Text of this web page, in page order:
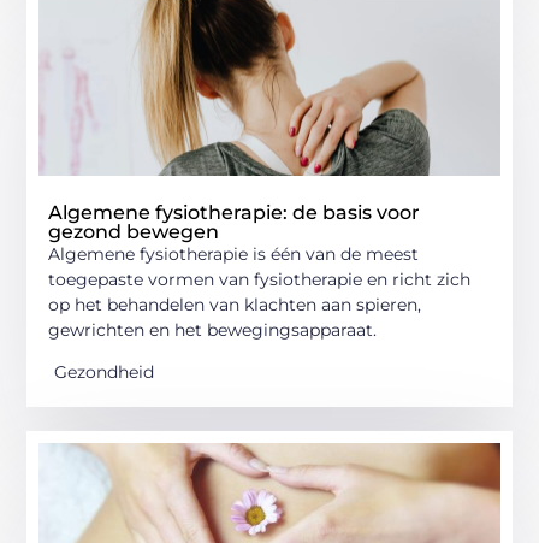
Algemene fysiotherapie: de basis voor
gezond bewegen
Algemene fysiotherapie is één van de meest
toegepaste vormen van fysiotherapie en richt zich
op het behandelen van klachten aan spieren,
gewrichten en het bewegingsapparaat.
Gezondheid